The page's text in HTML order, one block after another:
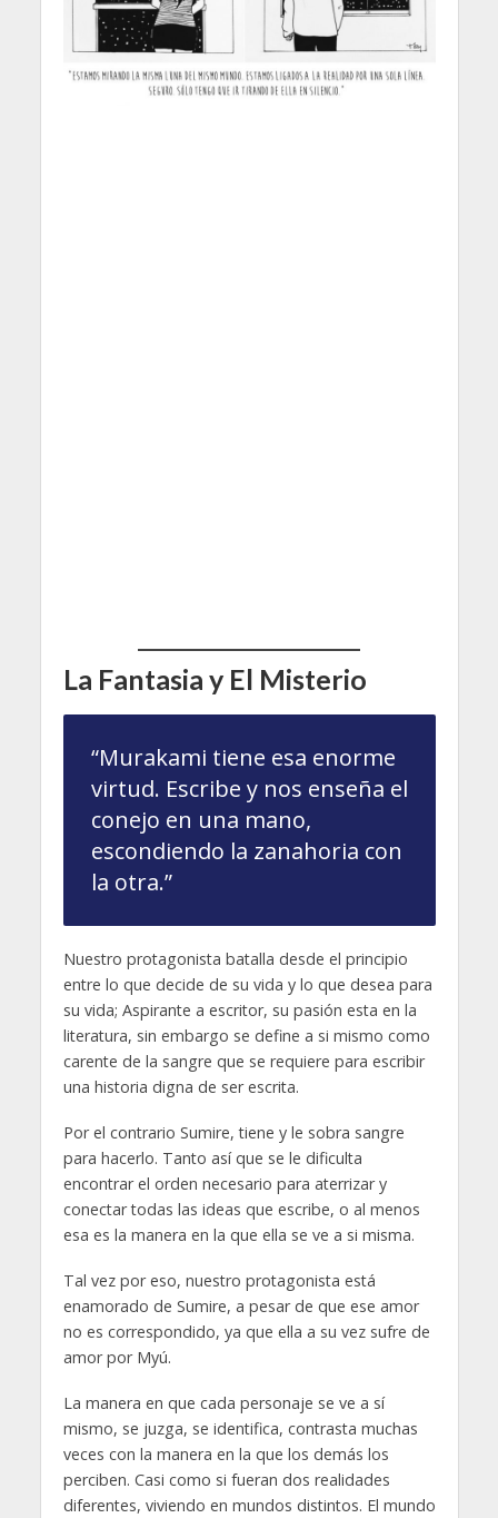
La Fantasia y El Misterio
“Murakami tiene esa enorme
virtud. Escribe y nos enseña el
conejo en una mano,
escondiendo la zanahoria con
la otra.”
Nuestro protagonista batalla desde el principio
entre lo que decide de su vida y lo que desea para
su vida; Aspirante a escritor, su pasión esta en la
literatura, sin embargo se define a si mismo como
carente de la sangre que se requiere para escribir
una historia digna de ser escrita.
Por el contrario Sumire, tiene y le sobra sangre
para hacerlo. Tanto así que se le dificulta
encontrar el orden necesario para aterrizar y
conectar todas las ideas que escribe, o al menos
esa es la manera en la que ella se ve a si misma.
Tal vez por eso, nuestro protagonista está
enamorado de Sumire, a pesar de que ese amor
no es correspondido, ya que ella a su vez sufre de
amor por Myú.
La manera en que cada personaje se ve a sí
mismo, se juzga, se identifica, contrasta muchas
veces con la manera en la que los demás los
perciben. Casi como si fueran dos realidades
diferentes, viviendo en mundos distintos. El mundo